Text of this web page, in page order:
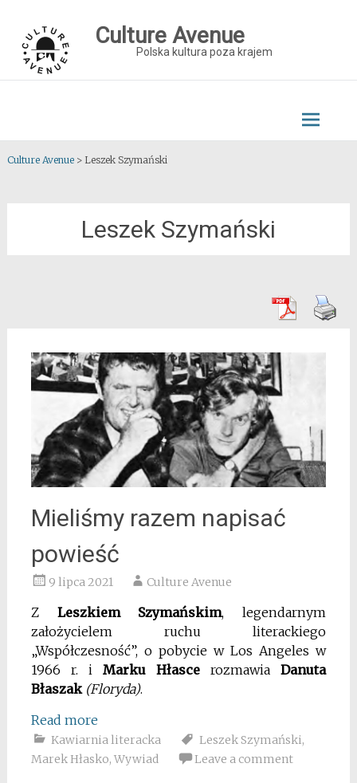
content
Culture Avenue
Polska kultura poza krajem
Culture Avenue> Leszek Szymański
Leszek Szymański
Mieliśmy razem napisać
powieść
9 lipca 2021 Culture Avenue
Z Leszkiem Szymańskim, legendarnym
założycielem ruchu literackiego
„Współczesność”, o pobycie w Los Angeles w
1966 r. i Marku Hłasce rozmawiaDanuta
Błaszak (Floryda).
Read more
Kawiarnia literacka Leszek Szymański,
Marek Hłasko, Wywiad Leave a comment